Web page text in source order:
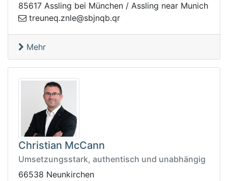
85617 Assling bei München / Assling near Munich
rq.bqnjbs@eln
z.qenuert
Mehr
Christian McCann
Umsetzungsstark, authentisch und unabhängig
66538 Neunkirchen